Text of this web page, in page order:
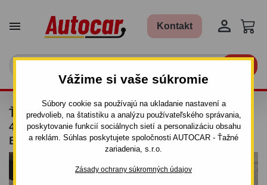
Vážime si vaše súkromie
Súbory cookie sa používajú na ukladanie nastavení a
predvolieb, na štatistiku a analýzu používateľského správania,
poskytovanie funkcií sociálnych sietí a personalizáciu obsahu
a reklám. Súhlas poskytujete spoločnosti AUTOCAR - Ťažné
zariadenia, s.r.o.
Zásady ochrany súkromných údajov
 Kontakt 
ŤAŽNÉ ZARIADENIE PRE MERCEDES C -
4DV, COMBI, (W 202) - ODNÍMATEĽNÝ
BAJONETOVÝ SYSTÉM - OD 1993 DO 2000